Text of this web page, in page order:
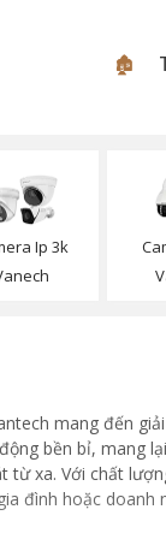
🏚
Ip 3k
mang đến
bền bỉ, mang
từ xa. Với chất
đình hoặc doanh